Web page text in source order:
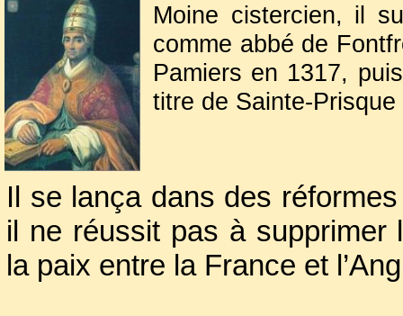
Il se lança dans des
il ne réussit pas à supprimer
la paix entre la France et
Moine cistercien, il
comme abbé de
Pamiers en 1317,
titre de Sainte-
cistercien qui "se
il portait toujours la
ce qui lui vaudra le
Pour compenser la